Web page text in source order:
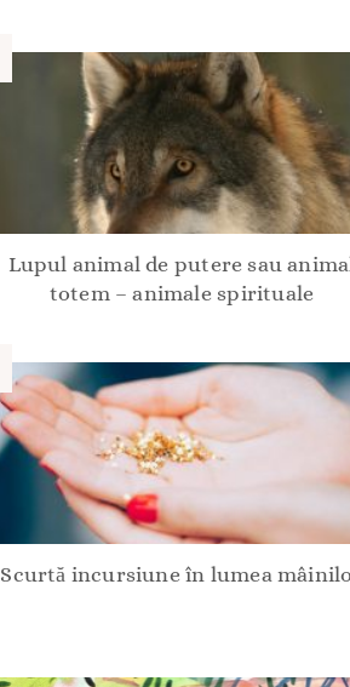
Lupul animal de putere sau
totem – animale spirituale
Scurtă incursiune în lumea